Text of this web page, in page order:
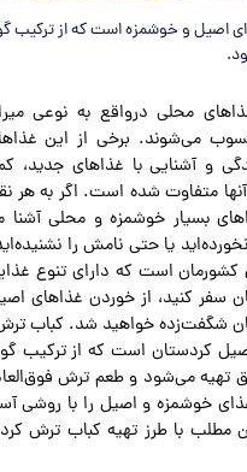
اصیل و خوشمزه است که از ترکیب
محلی درواقع به نوعی
می‌شوند. برخی از این
و آشنایی با غذاهای جدید،
متفاوت شده است. اگر به هر
بسیار خوشمزه و محلی
نخورده‌اید یا حتی نامش را
کشورمان است که دارای تنوع
سفر کنید، از خوردن غذاهای
شگفت‌زده خواهید شد. کباب
کردستان است که از ترکیب
می‌شود و طعم ترش
خوشمزه و اصیل را با روشی
مطلب با طرز تهیه کباب ترش